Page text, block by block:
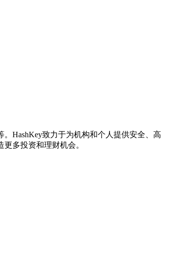
HashKey致力于为机构和个人提供安全、高
多投资和理财机会。